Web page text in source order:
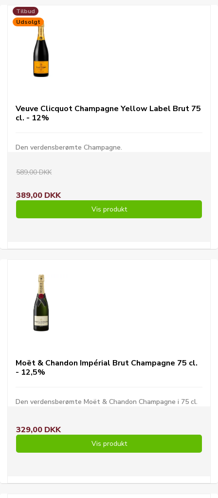
Tilbud
Udsolgt
Veuve Clicquot Champagne Yellow Label Brut 75
cl. - 12%
Den verdensberømte Champagne.
589,00 DKK
389,00 DKK
Vis produkt
Moët & Chandon Impérial Brut Champagne 75 cl.
- 12,5%
Den verdensberømte Moët & Chandon Champagne i 75 cl.
329,00 DKK
Vis produkt